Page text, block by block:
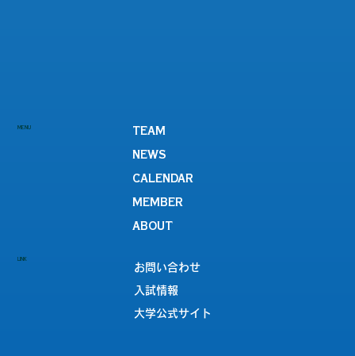
MENU
TEAM
NEWS
CALENDAR
MEMBER
ABOUT
LINK
お問い合わせ
入試情報
大学公式サイト